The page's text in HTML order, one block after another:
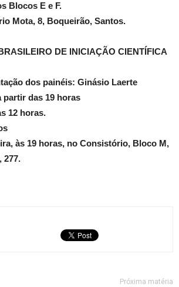
Blocos E e F.
Mota, 8, Boqueirão, Santos.
DE INICIAÇÃO CIENTÍFICA
dos painéis: Ginásio Laerte
partir das 19 horas
12 horas.
às 19 horas, no Consistório, Bloco M,
277.
Próxima matéria